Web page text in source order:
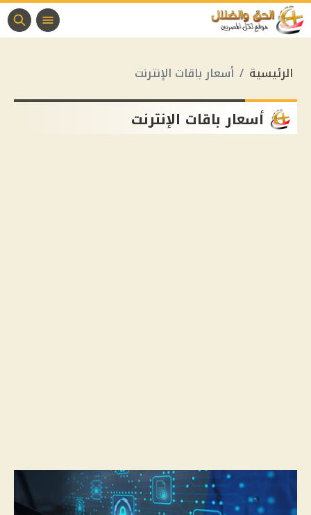
الرئيسية أسعار باقات الإنترنت
أسعار باقات الإنترنت